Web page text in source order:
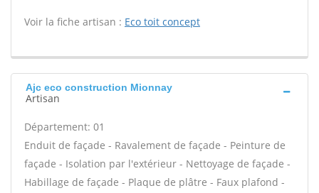
Voir la fiche artisan : Eco toit concept
Ajc eco construction Mionnay
Artisan
Département: 01
Enduit de façade - Ravalement de façade - Peinture de
façade - Isolation par l'extérieur - Nettoyage de façade -
Habillage de façade - Plaque de plâtre - Faux plafond -